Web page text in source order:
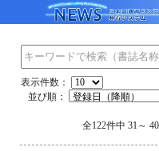
表示件数：
並び順：
全122件中 31～